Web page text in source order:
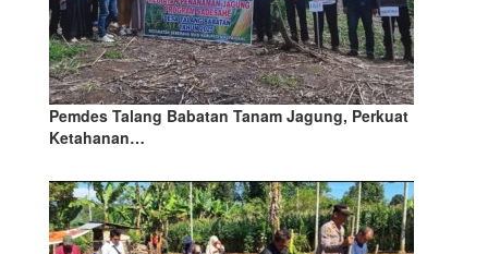
Pemdes Talang Babatan Tanam Jagung, Perkuat
Ketahanan…